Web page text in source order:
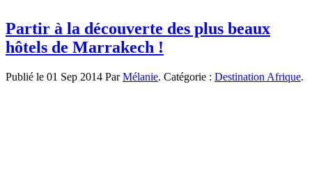
Partir à la découverte des plus beaux
hôtels de Marrakech !
Publié le 01 Sep 2014 ParMélanie. Catégorie : Destination Afrique.